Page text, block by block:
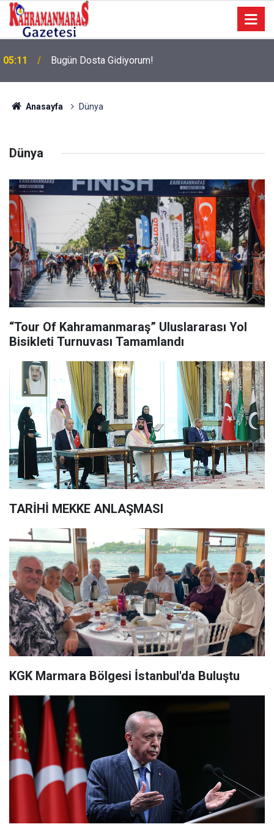
05:11 Bugün Dosta Gidiyorum!
Anasayfa Dünya
Dünya
“Tour Of Kahramanmaraş” Uluslararası Yol
Bisikleti Turnuvası Tamamlandı
TARİHİ MEKKE ANLAŞMASI
KGK Marmara Bölgesi İstanbul'da Buluştu